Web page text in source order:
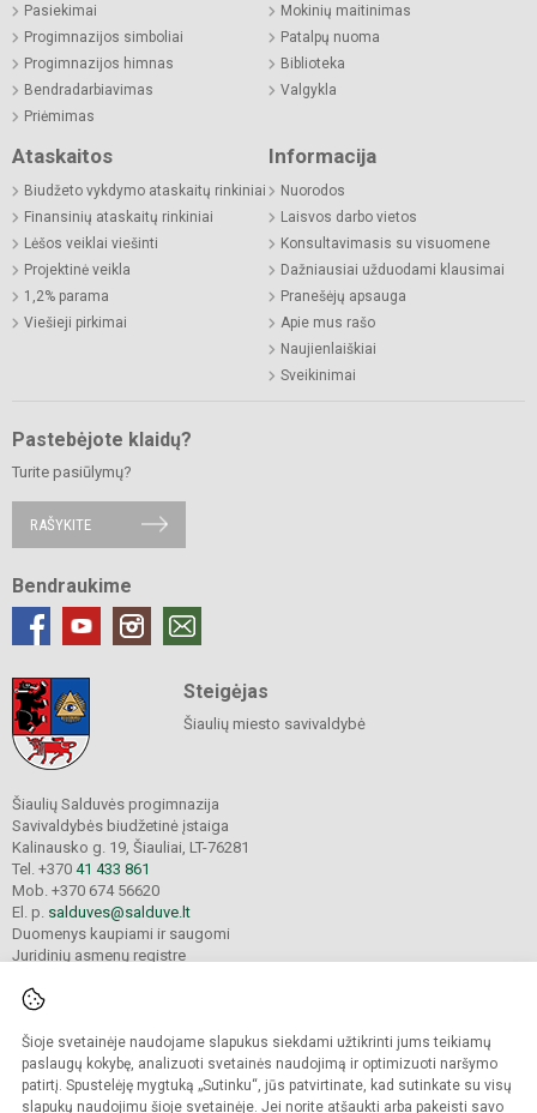
Šioje svetainėje naudojame slapukus siekdami užtikrinti jums teikiamų
paslaugų kokybę, analizuoti svetainės naudojimą ir optimizuoti naršymo
patirtį. Spustelėję mygtuką „Sutinku“, jūs patvirtinate, kad sutinkate su visų
slapukų naudojimu šioje svetainėje. Jei norite atšaukti arba pakeisti savo
Pasiekimai
Progimnazijos simboliai
Progimnazijos himnas
Bendradarbiavimas
Priėmimas
Mokinių maitinimas
Patalpų nuoma
Biblioteka
Valgykla
Ataskaitos
Biudžeto vykdymo ataskaitų rinkiniai
Finansinių ataskaitų rinkiniai
Lėšos veiklai viešinti
Projektinė veikla
1,2% parama
Viešieji pirkimai
Informacija
Nuorodos
Laisvos darbo vietos
Konsultavimasis su visuomene
Dažniausiai užduodami klausimai
Pranešėjų apsauga
Apie mus rašo
Naujienlaiškiai
Sveikinimai
Pastebėjote klaidų?
Turite pasiūlymų?
RAŠYKITE
Bendraukime
Steigėjas
Šiaulių miesto savivaldybė
Šiaulių Salduvės progimnazija
Savivaldybės biudžetinė įstaiga
Kalinausko g. 19, Šiauliai, LT-76281
Tel. +370 41 433 861
Mob. +370 674 56620
El. p. salduves@salduve.lt
Duomenys kaupiami ir saugomi
Juridinių asmenų registre
© 2026. Šiaulių Salduvės progimnazija. Visos teisės saugomos.
Kopijuoti turinį be raštiško įstaigos administracijos sutikimo griežtai draudžiama.